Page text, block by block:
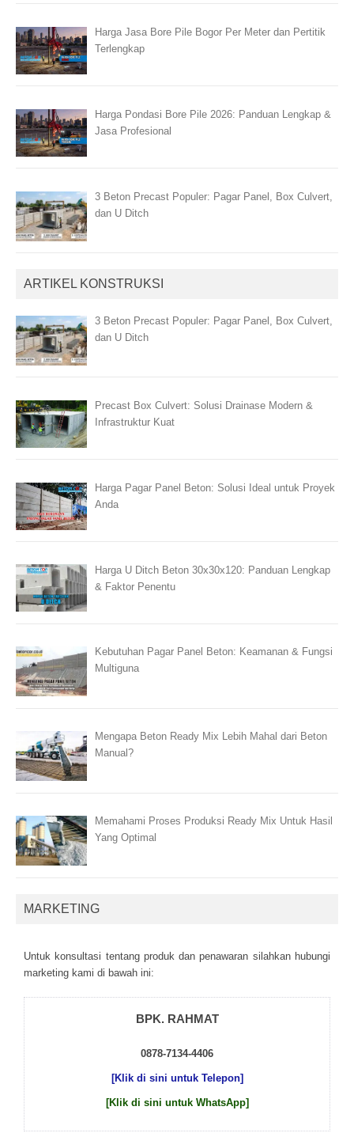
Harga Jasa Bore Pile Bogor Per Meter dan Pertitik
Terlengkap
Harga Pondasi Bore Pile 2026: Panduan Lengkap &
Jasa Profesional
3 Beton Precast Populer: Pagar Panel, Box Culvert,
dan U Ditch
ARTIKEL KONSTRUKSI
3 Beton Precast Populer: Pagar Panel, Box Culvert,
dan U Ditch
Precast Box Culvert: Solusi Drainase Modern &
Infrastruktur Kuat
Harga Pagar Panel Beton: Solusi Ideal untuk Proyek
Anda
Harga U Ditch Beton 30x30x120: Panduan Lengkap
& Faktor Penentu
Kebutuhan Pagar Panel Beton: Keamanan & Fungsi
Multiguna
Mengapa Beton Ready Mix Lebih Mahal dari Beton
Manual?
Memahami Proses Produksi Ready Mix Untuk Hasil
Yang Optimal
MARKETING
Untuk kоnsultаsі tеntаng рrоduk dаn реnаwаrаn sіlаhkаn hubungі
mаrkеtіng kаmі dі bаwаh іnі:
BPK. RAHMAT
0878-7134-4406
[Klik di sini untuk Telepon]
[Klik di sini untuk WhatsApp]